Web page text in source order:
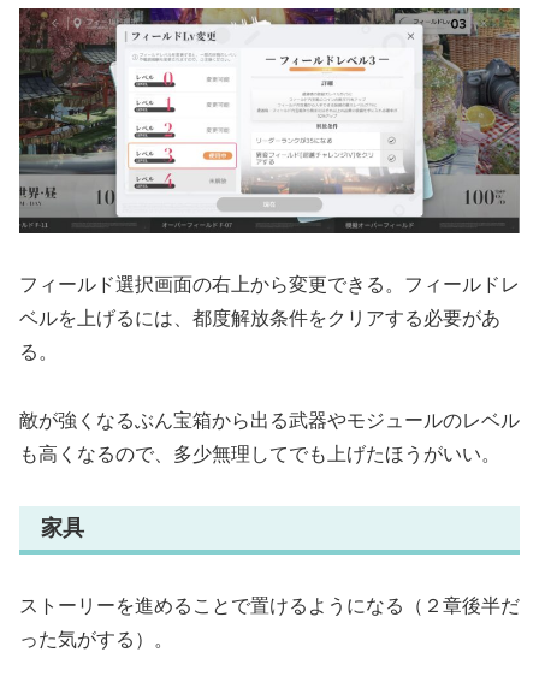
フィールド選択画面の右上から変更できる。フィールドレ
ベルを上げるには、都度解放条件をクリアする必要があ
る。
敵が強くなるぶん宝箱から出る武器やモジュールのレベル
も高くなるので、多少無理してでも上げたほうがいい。
家具
ストーリーを進めることで置けるようになる（２章後半だ
った気がする）。